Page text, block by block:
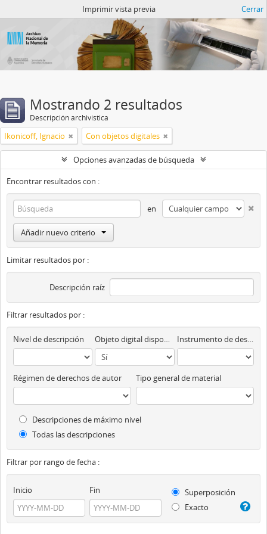
Imprimir vista previa Cerrar
Mostrando 2 resultados
Descripción archivística
Ikonicoff, Ignacio Con objetos digitales
Opciones avanzadas de búsqueda
Encontrar resultados con :
en
Añadir nuevo criterio
Limitar resultados por :
Descripción raíz
Filtrar resultados por :
Nivel de descripción Objeto digital disponibles Instrumento de descripción
Régimen de derechos de autor Tipo general de material
Descripciones de máximo nivel
Todas las descripciones
Filtrar por rango de fecha :
Inicio Fin
Superposición
Exacto